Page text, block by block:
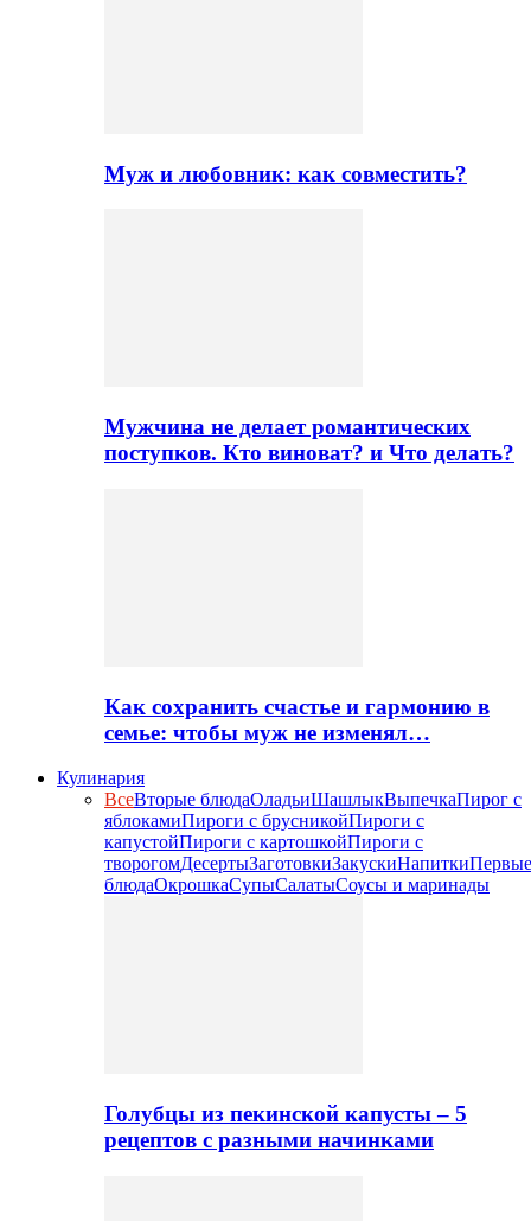
Муж и любовник: как совместить?
Мужчина не делает романтических
поступков. Кто виноват? и Что делать?
Как сохранить счастье и гармонию в
семье: чтобы муж не изменял…
Кулинария
ВсеВторые блюдаОладьиШашлыкВыпечкаПирог с
яблокамиПироги с брусникойПироги с
капустойПироги с картошкойПироги с
творогомДесертыЗаготовкиЗакускиНапиткиПервые
блюдаОкрошкаСупыСалатыСоусы и маринады
Голубцы из пекинской капусты – 5
рецептов с разными начинками